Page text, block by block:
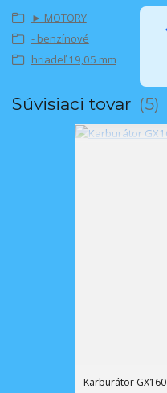
► MOTORY
- benzínové
hriadeľ 19,05 mm
Súvisiaci tovar 5
Karburátor GX160